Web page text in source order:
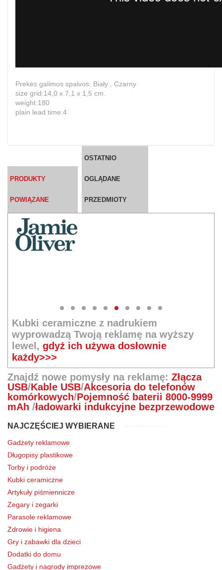
Prekės galimos spalvos: Biały , Czarny
size grid:14,0 x 7,1 x 1,5 cm.
weight:180
plain lead time:4
PRODUKTY
POWIĄZANE
OSTATNIO
OGLĄDANE
PRZEDMIOTY
`
Kubki ceramiczne z nadrukiem
wyprowadzą Twoją reklamę na wyższy
lewel,gdyż ich używa dosłownie
każdy>>>
Znajdź nowe pomysły na reklamę: Złącza
USB/Kable USB/Akcesoria do telefonów
komórkowych/Pojemność baterii 8000-9999
mAh /ładowarki indukcyjne bezprzewodowe
NAJCZĘŚCIEJ WYBIERANE
Gadżety reklamowe
Długopisy plastikowe
Torby i podróże
Kubki ceramiczne
Artykuły piśmiennicze
Zegary i zegarki
Parasole reklamowe
Zdrowie i higiena
Gry i zabawki dla dzieci
Dodatki do domu
Gadżety i nagrody imprezowe